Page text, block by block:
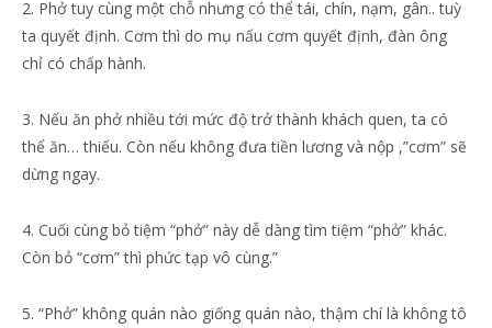
2. Phở tuy cùng một chỗ nhưng có thể tái, chín, nạm, gân.. tuỳ
ta quyết định. Cơm thì do mụ nấu cơm quyết định, đàn ông
chỉ có chấp hành.
3. Nếu ăn phở nhiều tới mức độ trở thành khách quen, ta có
thể ăn… thiếu. Còn nếu không đưa tiền lương và nộp ,”cơm” sẽ
dừng ngay.
4. Cuối cùng bỏ tiệm “phở” này dễ dàng tìm tiệm “phở” khác.
Còn bỏ “cơm” thì phức tạp vô cùng.”
5. “Phở” không quán nào giống quán nào, thậm chí là không tô